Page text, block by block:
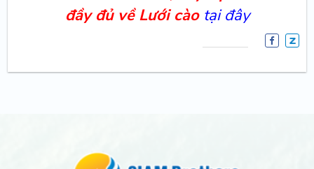
đầy đủ về Lưới cào tại đây